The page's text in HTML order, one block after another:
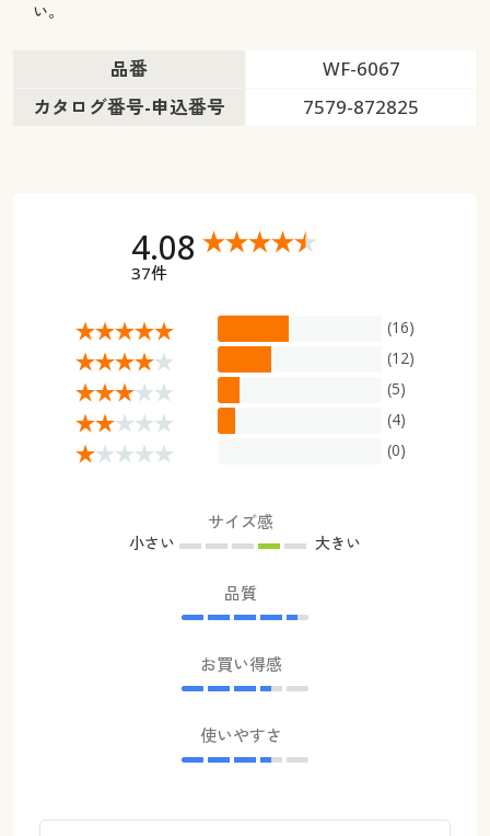
い。
品番
WF-6067
カタログ番号-申込番号
7579-872825
4.08
37件
(16)
(12)
(5)
(4)
(0)
サイズ感
小さい 大きい
品質
お買い得感
使いやすさ